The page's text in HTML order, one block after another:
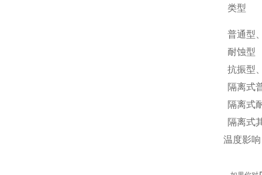
类型
普通型
耐蚀型
抗振型
隔离式
隔离式
隔离式
温度影